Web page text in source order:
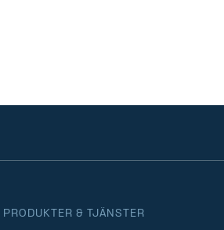
PRODUKTER & TJÄNSTER